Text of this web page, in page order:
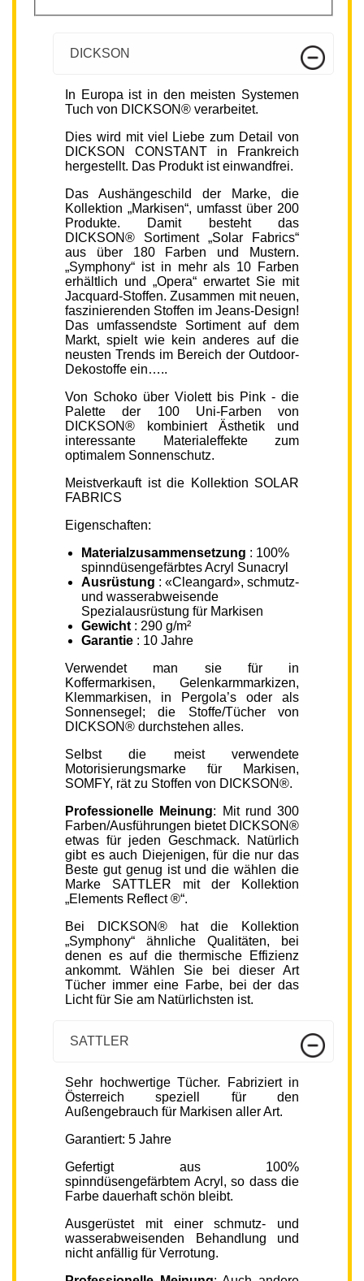
DICKSON
In Europa ist in den meisten Systemen
Tuch von DICKSON® verarbeitet.
Dies wird mit viel Liebe zum Detail von
DICKSON CONSTANT in Frankreich
hergestellt. Das Produkt ist einwandfrei.
Das Aushängeschild der Marke, die
Kollektion „Markisen“, umfasst über 200
Produkte. Damit besteht das
DICKSON® Sortiment „Solar Fabrics“
aus über 180 Farben und Mustern.
„Symphony“ ist in mehr als 10 Farben
erhältlich und „Opera“ erwartet Sie mit
Jacquard-Stoffen. Zusammen mit neuen,
faszinierenden Stoffen im Jeans-Design!
Das umfassendste Sortiment auf dem
Markt, spielt wie kein anderes auf die
neusten Trends im Bereich der Outdoor-
Dekostoffe ein…..
Von Schoko über Violett bis Pink - die
Palette der 100 Uni-Farben von
DICKSON® kombiniert Ästhetik und
interessante Materialeffekte zum
optimalem Sonnenschutz.
Meistverkauft ist die Kollektion SOLAR
FABRICS
Eigenschaften:
Materialzusammensetzung : 100%
spinndüsengefärbtes Acryl Sunacryl
Ausrüstung : «Cleangard», schmutz-
und wasserabweisende
Spezialausrüstung für Markisen
Gewicht : 290 g/m²
Garantie : 10 Jahre
Verwendet man sie für in
Koffermarkisen, Gelenkarmmarkizen,
Klemmarkisen, in Pergola’s oder als
Sonnensegel; die Stoffe/Tücher von
DICKSON® durchstehen alles.
Selbst die meist verwendete
Motorisierungsmarke für Markisen,
SOMFY, rät zu Stoffen von DICKSON®.
Professionelle Meinung: Mit rund 300
Farben/Ausführungen bietet DICKSON®
etwas für jeden Geschmack. Natürlich
gibt es auch Diejenigen, für die nur das
Beste gut genug ist und die wählen die
Marke SATTLER mit der Kollektion
„Elements Reflect ®“.
Bei DICKSON® hat die Kollektion
„Symphony“ ähnliche Qualitäten, bei
denen es auf die thermische Effizienz
ankommt. Wählen Sie bei dieser Art
Tücher immer eine Farbe, bei der das
Licht für Sie am Natürlichsten ist.
SATTLER
Sehr hochwertige Tücher. Fabriziert in
Österreich speziell für den
Außengebrauch für Markisen aller Art.
Garantiert: 5 Jahre
Gefertigt aus 100%
spinndüsengefärbtem Acryl, so dass die
Farbe dauerhaft schön bleibt.
Ausgerüstet mit einer schmutz- und
wasserabweisenden Behandlung und
nicht anfällig für Verrotung.